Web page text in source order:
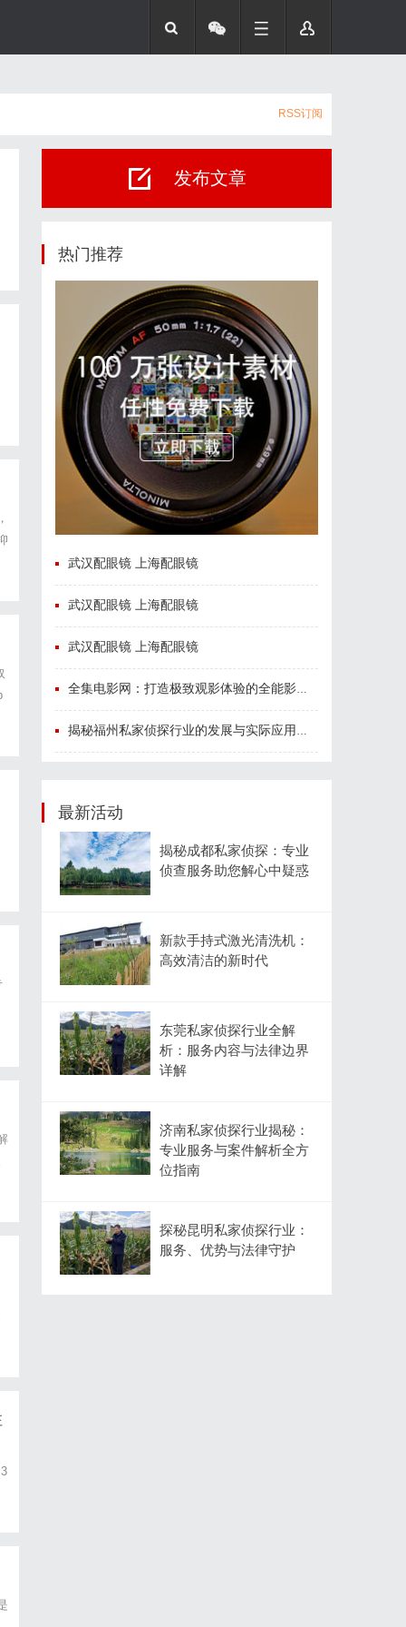
RSS订阅
发布文章
热门推荐
武汉配眼镜 上海配眼镜
武汉配眼镜 上海配眼镜
武汉配眼镜 上海配眼镜
全集电影网：打造极致观影体验的全能影视平台
揭秘福州私家侦探行业的发展与实际应用全解析
最新活动
揭秘成都私家侦探：专业
侦查服务助您解心中疑惑
新款手持式激光清洗机：
高效清洁的新时代
东莞私家侦探行业全解
析：服务内容与法律边界
详解
济南私家侦探行业揭秘：
专业服务与案件解析全方
位指南
探秘昆明私家侦探行业：
服务、优势与法律守护